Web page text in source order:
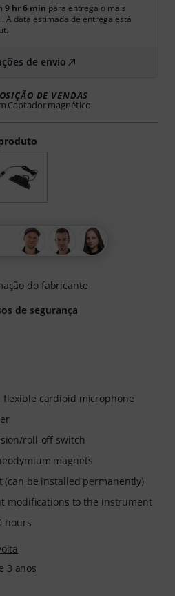
cardioid microphone
roll-off switch
magnets
(can be installed permanently)
modifications to the instrument
hours
3 anos
9 hr 6 min para entrega o mais
A data estimada de entrega está
de envio
DE VENDAS
Captador magnético
do fabricante
de segurança